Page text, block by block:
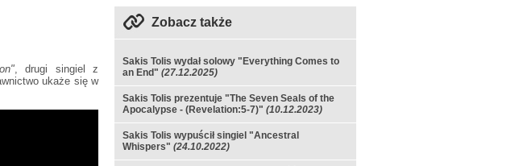
, drugi singiel z
ukaże się w
Zobacz także
Sakis Tolis wydał solowy "Everything Comes to
an End" (27.12.2025)
Sakis Tolis prezentuje "The Seven Seals of the
Apocalypse - (Revelation:5-7)" (10.12.2023)
Sakis Tolis wypuścił singiel "Ancestral
Whispers" (24.10.2022)